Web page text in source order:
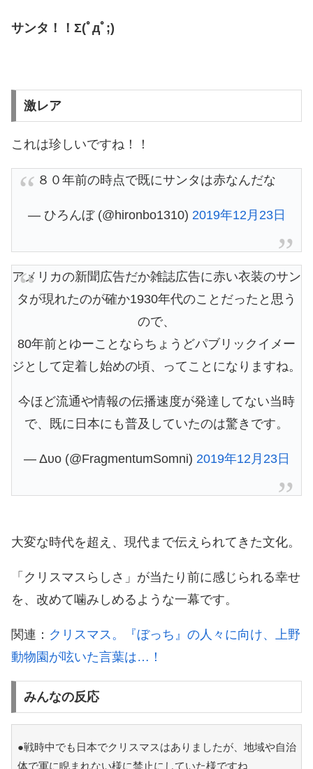
サンタ！！Σ(ﾟдﾟ;)
激レア
これは珍しいですね！！
８０年前の時点で既にサンタは赤なんだな
— ひろんぼ (@hironbo1310) 2019年12月23日
アメリカの新聞広告だか雑誌広告に赤い衣装のサン
タが現れたのが確か1930年代のことだったと思う
ので、
80年前とゆーことならちょうどパブリックイメー
ジとして定着し始めの頃、ってことになりますね。
今ほど流通や情報の伝播速度が発達してない当時
で、既に日本にも普及していたのは驚きです。
— Δυο (@FragmentumSomni) 2019年12月23日
大変な時代を超え、現代まで伝えられてきた文化。
「クリスマスらしさ」が当たり前に感じられる幸せ
を、改めて噛みしめるような一幕です。
関連： クリスマス。『ぼっち』の人々に向け、上野
動物園が呟いた言葉は…！
みんなの反応
●戦時中でも日本でクリスマスはありましたが、地域や自治
体で軍に睨まれない様に禁止にしていた様ですね